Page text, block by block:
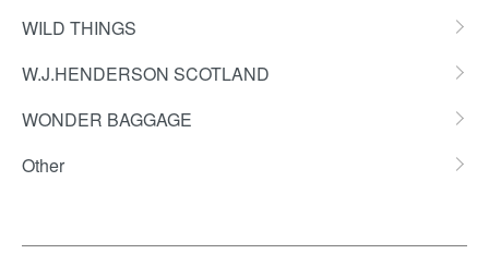
WILD THINGS
W.J.HENDERSON SCOTLAND
WONDER BAGGAGE
Other